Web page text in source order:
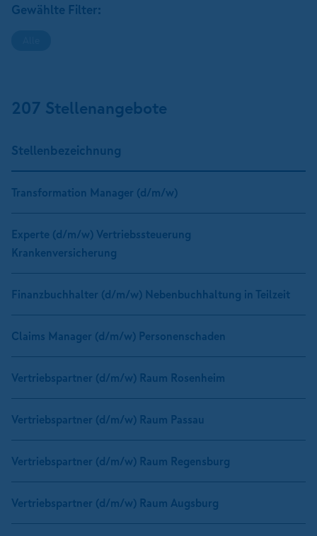
Gewählte Filter:
207 Stellenangebote
Stellen­bezeichnung
Transformation Manager (d/m/w)
Experte (d/m/w) Vertriebssteuerung
Krankenversicherung
Finanzbuchhalter (d/m/w) Nebenbuchhaltung in Teilzeit
Claims Manager (d/m/w) Personenschaden
Vertriebspartner (d/m/w) Raum Rosenheim
Vertriebspartner (d/m/w) Raum Passau
Vertriebspartner (d/m/w) Raum Regensburg
Vertriebspartner (d/m/w) Raum Augsburg